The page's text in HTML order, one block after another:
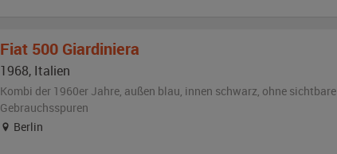
Fiat 500 Giardiniera
1968, Italien
Kombi der 1960er Jahre, außen blau, innen schwarz, ohne sichtbare
Gebrauchsspuren
Berlin